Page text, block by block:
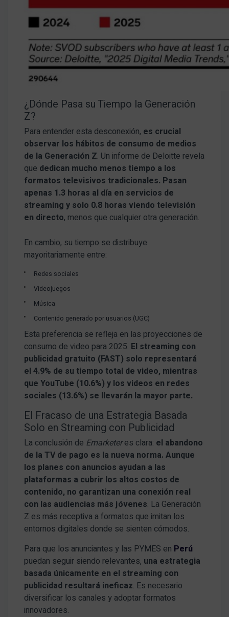
¿Dónde Pasa su Tiempo la Generación
Z?
Para entender esta desconexión, es crucial
observar los hábitos de consumo de medios
de la Generación Z. Un informe de Deloitte revela
que dedican mucho menos tiempo a los
formatos televisivos tradicionales. Pasan
apenas 1.3 horas al día en servicios de
streaming y solo 0.8 horas viendo televisión
en directo, menos que cualquier otra generación.
En cambio, su tiempo se distribuye
mayoritariamente entre:
Redes sociales
Videojuegos
Música
Contenido generado por usuarios (UGC)
Esta preferencia se refleja en las proyecciones de
consumo de video para 2025. El streaming con
publicidad gratuito (FAST) solo representará
el 4.9% de su tiempo total de video, mientras
que YouTube (10.6%) y los videos en redes
sociales (13.6%) se llevarán la mayor parte.
El Fracaso de una Estrategia Basada
Solo en Streaming con Publicidad
La conclusión de Emarketeres clara: el abandono
de la TV de pago es la nueva norma. Aunque
los planes con anuncios ayudan a las
plataformas a cubrir los altos costos de
contenido, no garantizan una conexión real
con las audiencias más jóvenes. La Generación
Z es más receptiva a formatos que imitan los
entornos digitales donde se sienten cómodos.
Para que los anunciantes y las PYMES en Perú
puedan seguir siendo relevantes, una estrategia
basada únicamente en el streaming con
publicidad resultará ineficaz. Es necesario
diversificar los canales y adoptar formatos
innovadores.